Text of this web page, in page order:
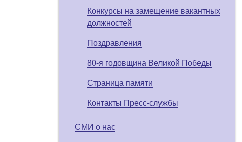
Конкурсы на замещение вакантных
должностей
Поздравления
80-я годовщина Великой Победы
Страница памяти
Контакты Пресс-службы
СМИ о нас